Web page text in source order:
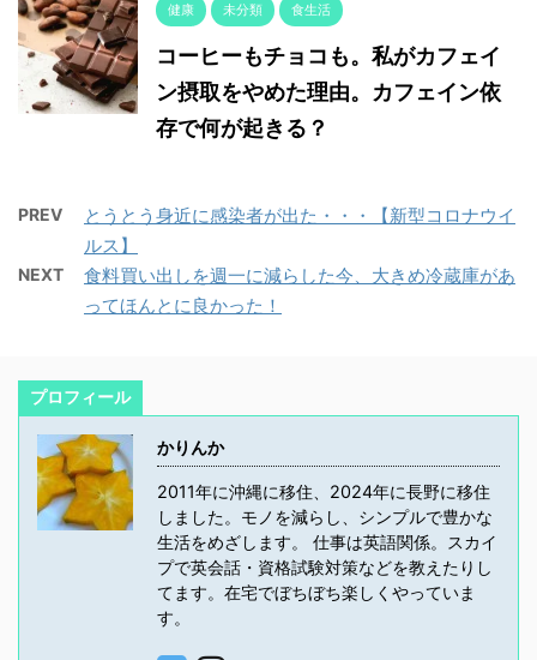
健康 未分類 食生活
コーヒーもチョコも。私がカフェイ
ン摂取をやめた理由。カフェイン依
存で何が起きる？
PREV
とうとう身近に感染者が出た・・・【新型コロナウイ
ルス】
NEXT
食料買い出しを週一に減らした今、大きめ冷蔵庫があ
ってほんとに良かった！
プロフィール
かりんか
2011年に沖縄に移住、2024年に長野に移住
しました。モノを減らし、シンプルで豊かな
生活をめざします。 仕事は英語関係。スカイ
プで英会話・資格試験対策などを教えたりし
てます。在宅でぼちぼち楽しくやっていま
す。